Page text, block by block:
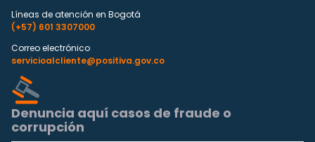
Líneas de atención en Bogotá
(+57) 601 3307000
Correo electrónico
servicioalcliente@positiva.gov.co
Denuncia aquí casos de fraude o
corrupción